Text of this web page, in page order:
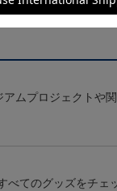
アムプロジェクトや
べてのグッズをチェ